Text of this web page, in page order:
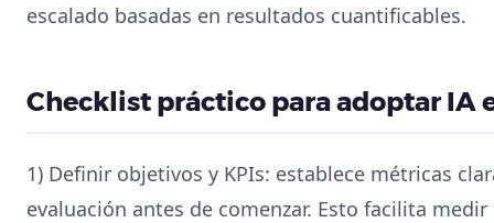
escalado basadas en resultados cuantificables.
Checklist práctico para adoptar IA
1) Definir objetivos y KPIs: establece métricas
evaluación antes de comenzar. Esto facilita